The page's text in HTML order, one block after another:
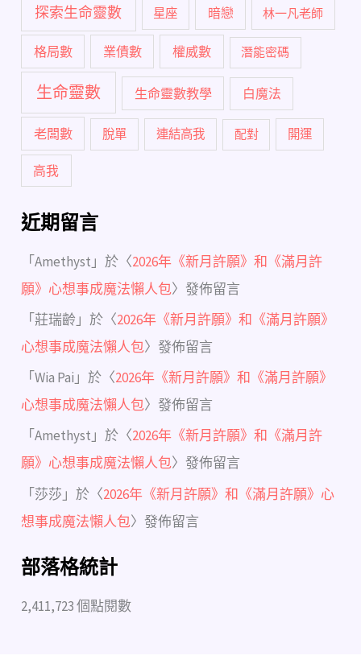
探索生命靈數 星座 暗戀 林一凡老師
格局數 業債數 權威數 潛能密碼
生命靈數 生命靈數教學 白魔法
老闆數 脫單 連結高我 配對 開運
高我
近期留言
「Amethyst 」於〈2026年《新月許願》和《滿月許
願》心想事成魔法懶人包〉發佈留言
「莊瑞齡 」於〈2026年《新月許願》和《滿月許願》
心想事成魔法懶人包〉發佈留言
「Wia Pai 」於〈2026年《新月許願》和《滿月許願》
心想事成魔法懶人包〉發佈留言
「Amethyst 」於〈2026年《新月許願》和《滿月許
願》心想事成魔法懶人包〉發佈留言
「 莎莎 」於〈2026年《新月許願》和《滿月許願》心
想事成魔法懶人包〉發佈留言
部落格統計
2,411,723 個點閱數